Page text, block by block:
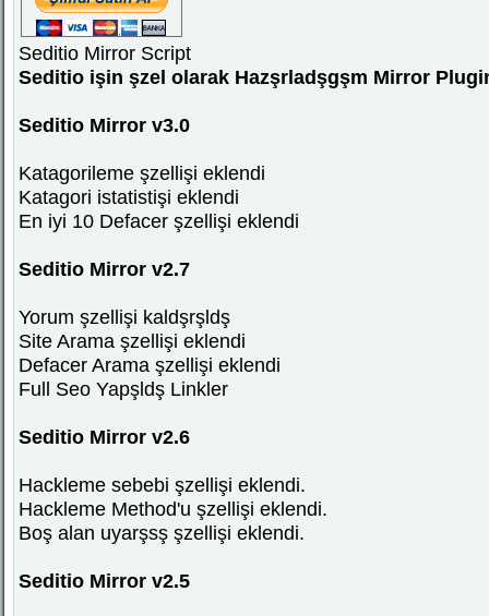
Seditio Mirror Script
Seditio işin şzel olarak Hazşrladşgşm Mirror
Seditio Mirror v3.0
Katagorileme şzellişi eklendi
Katagori istatistişi eklendi
En iyi 10 Defacer şzellişi eklendi
Seditio Mirror v2.7
Yorum şzellişi kaldşrşldş
Site Arama şzellişi eklendi
Defacer Arama şzellişi eklendi
Full Seo Yapşldş Linkler
Seditio Mirror v2.6
Hackleme sebebi şzellişi eklendi.
Hackleme Method'u şzellişi eklendi.
Boş alan uyarşsş şzellişi eklendi.
Seditio Mirror v2.5